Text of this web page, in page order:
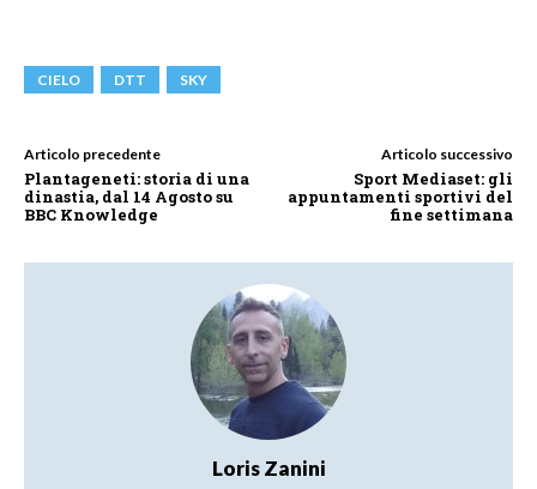
CIELO DTT SKY
Articolo precedente
Plantageneti: storia di una
dinastia, dal 14 Agosto su
BBC Knowledge
Articolo successivo
Sport Mediaset: gli
appuntamenti sportivi del
fine settimana
Loris Zanini